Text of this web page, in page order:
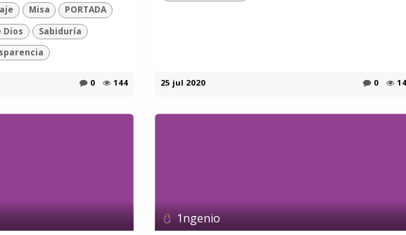
Misa
PORTADA
Dios
Sabiduría
0 144 25 jul 2020 0
1ngenio